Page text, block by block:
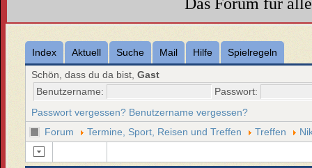
Index Aktuell Suche Mail Hilfe
Spielregeln
Schön, dass du da bist,Gast
Benutzername:
Passwort:
Passwort vergessen? Benutzername vergessen?
Forum
Termine, Sport, Reisen und Treffen Treffen